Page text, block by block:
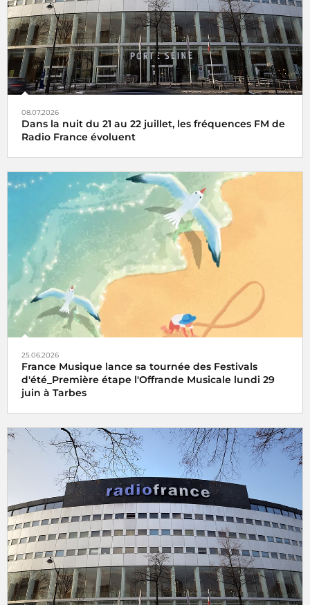
08.07.2026
Dans la nuit du 21 au 22 juillet, les fréquences FM de
Radio France évoluent
25.06.2026
France Musique lance sa tournée des Festivals
d'été_Première étape l'Offrande Musicale lundi 29
juin à Tarbes